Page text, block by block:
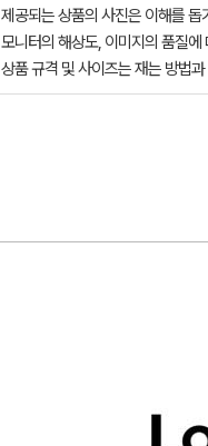
제공되는 상품의 사진은 이해를
모니터의 해상도, 이미지의 품질
상품 규격 및 사이즈는 재는 방법